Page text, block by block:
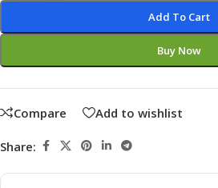
Add To Cart
Buy Now
Compare Add to wishlist
Share: